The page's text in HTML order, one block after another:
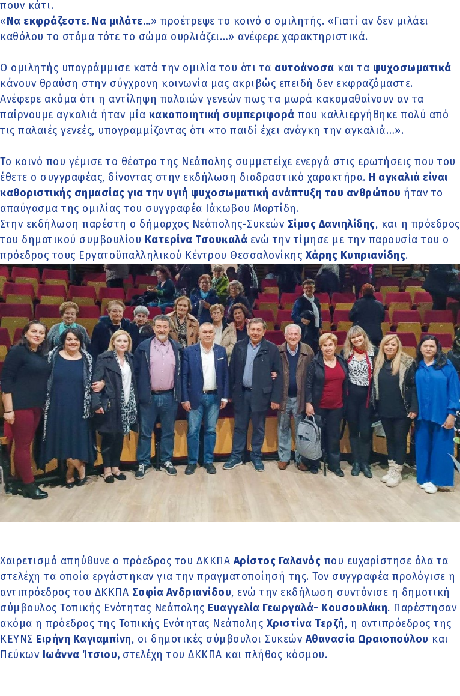
πουν κάτι.
« Να εκφράζεστε. Να μιλάτε…» προέτρεψε το κοινό ο ομιλητής. «Γιατί αν δεν μιλάει
καθόλου το στόμα τότε το σώμα ουρλιάζει…» ανέφερε χαρακτηριστικά.
Ο ομιλητής υπογράμμισε κατά την ομιλία του ότι τα αυτοάνοσα και τα ψυχοσωματικά
κάνουν θραύση στην σύγχρονη κοινωνία μας ακριβώς επειδή δεν εκφραζόμαστε.
Ανέφερε ακόμα ότι η αντίληψη παλαιών γενεών πως τα μωρά κακομαθαίνουν αν τα
παίρνουμε αγκαλιά ήταν μία κακοποιητική συμπεριφορά που καλλιεργήθηκε πολύ από
τις παλαιές γενεές, υπογραμμίζοντας ότι «το παιδί έχει ανάγκη την αγκαλιά…».
Το κοινό που γέμισε το θέατρο της Νεάπολης συμμετείχε ενεργά στις ερωτήσεις που του
έθετε ο συγγραφέας, δίνοντας στην εκδήλωση διαδραστικό χαρακτήρα. Η αγκαλιά είναι
καθοριστικής σημασίας για την υγιή ψυχοσωματική ανάπτυξη του ανθρώπου ήταν το
απαύγασμα της ομιλίας του συγγραφέα Ιάκωβου Μαρτίδη.
Στην εκδήλωση παρέστη ο δήμαρχος Νεάπολης-Συκεών Σίμος Δανιηλίδης, και η πρόεδρος
του δημοτικού συμβουλίου Κατερίνα Τσουκαλά ενώ την τίμησε με την παρουσία του ο
πρόεδρος τους Εργατοϋπαλληλικού Κέντρου Θεσσαλονίκης Χάρης Κυπριανίδης.
Χαιρετισμό απηύθυνε ο πρόεδρος του ΔΚΚΠΑ Αρίστος Γαλανός που ευχαρίστησε όλα τα
στελέχη τα οποία εργάστηκαν για την πραγματοποίησή της. Τον συγγραφέα προλόγισε η
αντιπρόεδρος του ΔΚΚΠΑ Σοφία Ανδριανίδου, ενώ την εκδήλωση συντόνισε η δημοτική
σύμβουλος Τοπικής Ενότητας Νεάπολης Ευαγγελία Γεωργαλά- Κουσουλάκη. Παρέστησαν
ακόμα η πρόεδρος της Τοπικής Ενότητας Νεάπολης Χριστίνα Τερζή, η αντιπρόεδρος της
ΚΕΥΝΣ Ειρήνη Καγιαμπίνη, οι δημοτικές σύμβουλοι Συκεών Αθανασία Ωραιοπούλου και
Πεύκων Ιωάννα Ίτσιου, στελέχη του ΔΚΚΠΑ και πλήθος κόσμου.